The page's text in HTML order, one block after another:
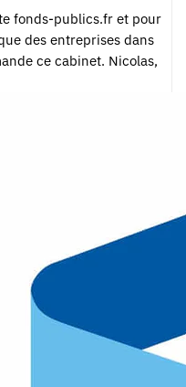
fonds-publics.fr et pour
des entreprises dans
ce cabinet. Nicolas,